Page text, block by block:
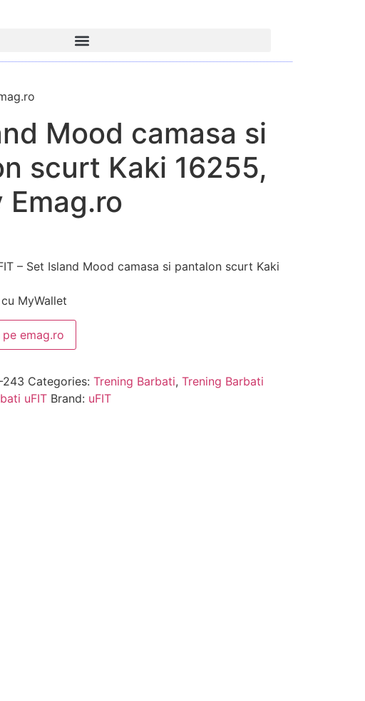
Mood camasa si
scurt Kaki 16255,
Emag.ro
– Set Island Mood camasa si pantalon scurt Kaki
MyWallet
emag.ro
243 Categories: Trening Barbati, Trening Barbati
uFIT Brand: uFIT